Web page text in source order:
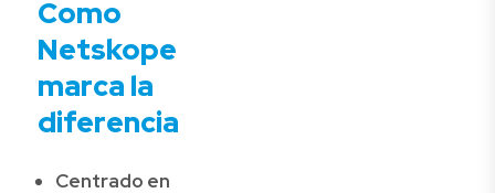
Como
Netskope
marca la
diferencia
Centrado en